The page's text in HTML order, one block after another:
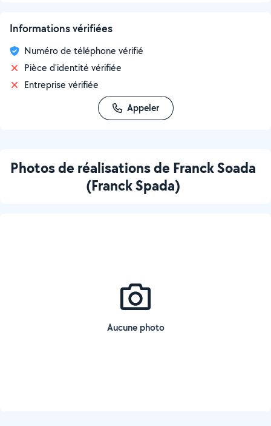
Informations vérifiées
Numéro de téléphone vérifié
Pièce d'identité vérifiée
Entreprise vérifiée
Appeler
Photos de réalisations de Franck Soada
(Franck Spada)
Aucune photo